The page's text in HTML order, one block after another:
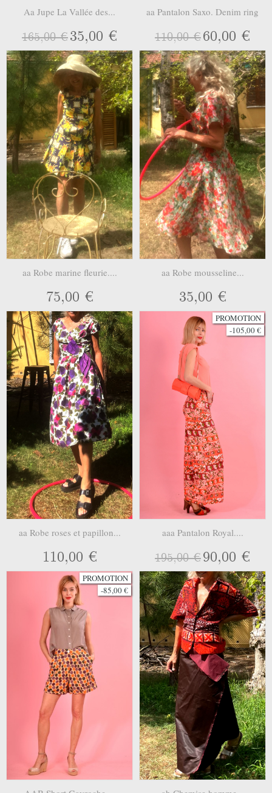
Aa Jupe La Vallée des...
165,00 €35,00 €
aa Pantalon Saxo. Denim ring
110,00 €60,00 €
aa Robe marine fleurie....
75,00 €
aa Robe mousseline...
35,00 €
aa Robe roses et papillon...
110,00 €
PROMOTION
-105,00 €
aaa Pantalon Royal....
195,00 €90,00 €
PROMOTION
-85,00 €